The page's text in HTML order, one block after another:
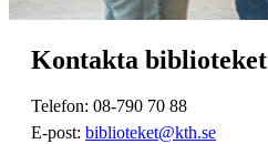
Kontakta biblioteket
Telefon: 08-790 70 88
E-post: biblioteket@kth.se